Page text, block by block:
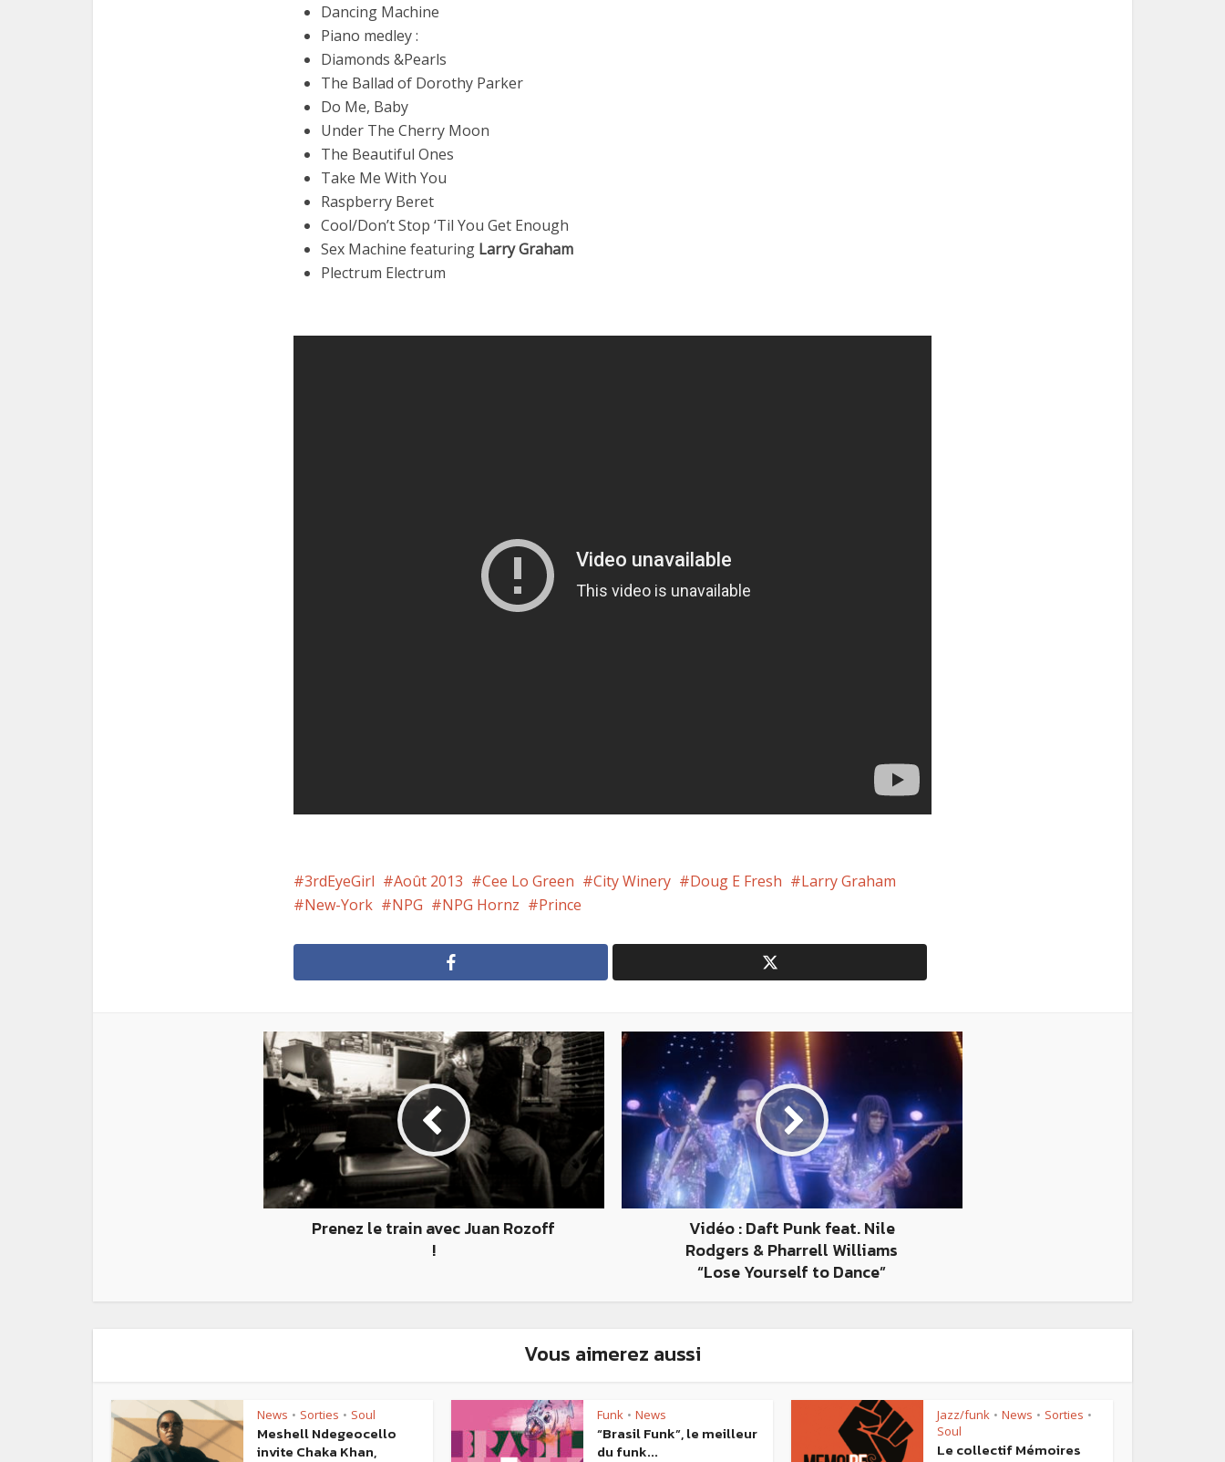
Dancing Machine
Piano medley :
Diamonds &Pearls
The Ballad of Dorothy Parker
Do Me, Baby
Under The Cherry Moon
The Beautiful Ones
Take Me With You
Raspberry Beret
Cool/Don’t Stop ‘Til You Get Enough
Sex Machine featuring Larry Graham
Plectrum Electrum
3rdEyeGirl Août 2013 Cee Lo Green City Winery Doug E Fresh
Larry Graham
New-York
NPG NPG Hornz Prince
Prenez le train avec Juan Rozoff
!
Vidéo : Daft Punk feat. Nile
Rodgers & Pharrell Williams
“Lose Yourself to Dance”
Vous aimerez aussi
News • Sorties • Soul
Meshell Ndegeocello
invite Chaka Khan,
Funk • News
“Brasil Funk”, le meilleur
du funk...
Jazz/funk • News • Sorties •
Soul
Le collectif Mémoires